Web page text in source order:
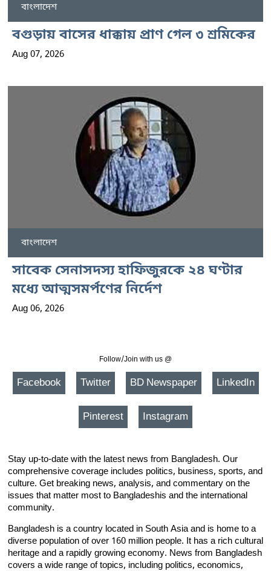
বাংলাদেশ
বগুড়ায় বাসের ধাক্কায় প্রাণ গেল ৩ শ্রমিকের
Aug 07, 2026
বাংলাদেশ
সাবেক সেনাসদস্য হাফিজুরকে ২৪ ঘণ্টার
মধ্যে আত্মসমর্পণের নির্দেশ
Aug 06, 2026
Follow/Join with us @
Facebook Twitter BD Newspaper LinkedIn
Pinterest Instagram
Stay up-to-date with the latest news from Bangladesh. Our
comprehensive coverage includes politics, business, sports, and
culture. Get breaking news, analysis, and commentary on the
issues that matter most to Bangladeshis and the international
community.
Bangladesh is a country located in South Asia and is home to a
diverse population of over 160 million people. It has a rich cultural
heritage and a rapidly growing economy. News from Bangladesh
covers a wide range of topics, including politics, economics,